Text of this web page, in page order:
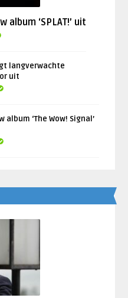
‘SPLAT!’ uit
langverwachte
uit
‘The Wow! Signal’